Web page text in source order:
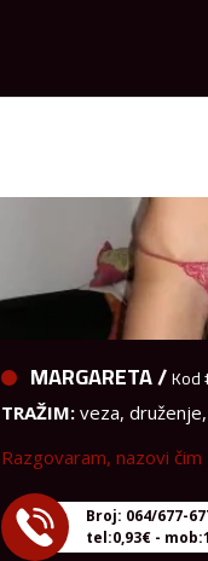
TRAŽIM:veza, druženje,
tel:0,93€ -